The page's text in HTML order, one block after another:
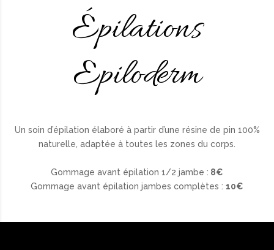
Épilations
Epiloderm
Un soin d’épilation élaboré à partir d’une résine de pin 100%
naturelle, adaptée à toutes les zones du corps.
Gommage avant épilation 1/2 jambe : 8€
Gommage avant épilation jambes complètes : 10€